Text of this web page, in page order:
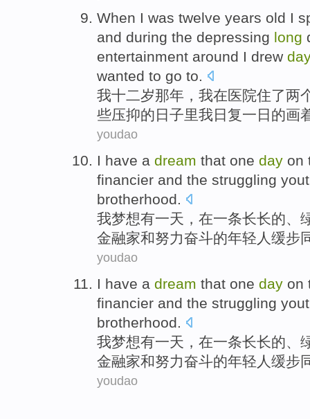
When I was twelve years old I
and during the depressing long
entertainment around I drew
wanted to go to.
我十二岁那年，我在医院住了两
些压抑的 日子里我日复一日 的画
youdao
I have a dream that one day on
financier and the struggling
brotherhood.
我梦想有一天 ， 在一条长长的、
金融家和努力奋斗的年轻人 缓步
youdao
I have a dream that one day on
financier and the struggling
brotherhood.
我梦想有一天 ， 在一条长长的、
金融家和努力奋斗的年轻人 缓步
youdao